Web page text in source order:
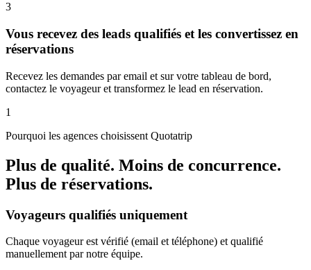
3
Vous recevez des leads qualifiés et les convertissez en
réservations
Recevez les demandes par email et sur votre tableau de bord,
contactez le voyageur et transformez le lead en réservation.
1
Pourquoi les agences choisissent Quotatrip
Plus de qualité. Moins de concurrence.
Plus de réservations.
Voyageurs qualifiés uniquement
Chaque voyageur est vérifié (email et téléphone) et qualifié
manuellement par notre équipe.